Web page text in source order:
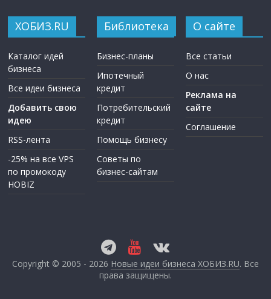
ХОБИЗ.RU
Каталог идей
бизнеса
Все идеи бизнеса
Добавить свою
идею
RSS-лента
-25% на все VPS
по промокоду
HOBIZ
Библиотека
Бизнес-планы
Ипотечный
кредит
Потребительский
кредит
Помощь бизнесу
Советы по
бизнес-сайтам
О сайте
Все статьи
О нас
Реклама на
сайте
Соглашение
Copyright © 2005 - 2026 Новые идеи бизнеса ХОБИЗ.RU. Все
права защищены.